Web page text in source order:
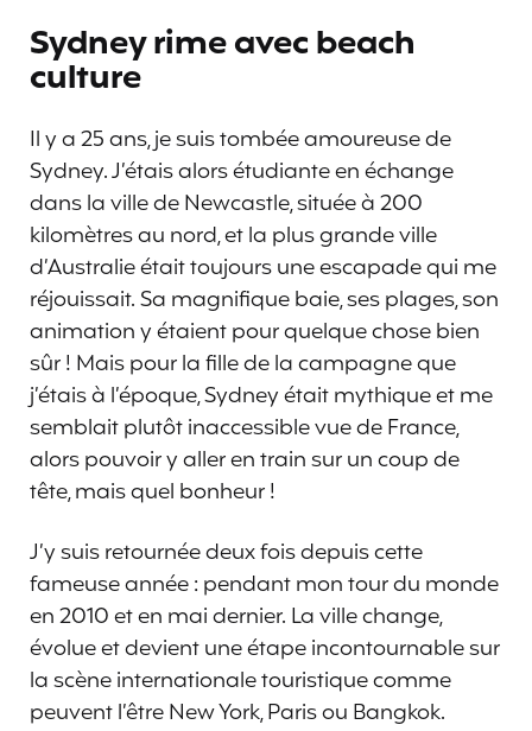
Sydney rime avec beach
culture
Il y a 25 ans, je suis tombée amoureuse de
Sydney. J’étais alors étudiante en échange
dans la ville de Newcastle, située à 200
kilomètres au nord, et la plus grande ville
d’Australie était toujours une escapade qui me
réjouissait. Sa magnifique baie, ses plages, son
animation y étaient pour quelque chose bien
sûr ! Mais pour la fille de la campagne que
j’étais à l’époque, Sydney était mythique et me
semblait plutôt inaccessible vue de France,
alors pouvoir y aller en train sur un coup de
tête, mais quel bonheur !
J’y suis retournée deux fois depuis cette
fameuse année : pendant mon tour du monde
en 2010 et en mai dernier. La ville change,
évolue et devient une étape incontournable sur
la scène internationale touristique comme
peuvent l’être New York, Paris ou Bangkok.